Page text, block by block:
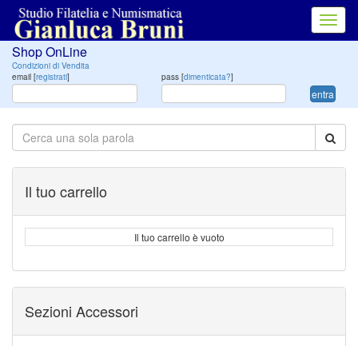
Shop OnLine
Condizioni di Vendita
email [registrati] pass [dimenticata?]
entra
Il tuo carrello
Il tuo carrello è vuoto
Sezioni Accessori